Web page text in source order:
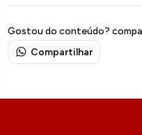
Gostou do conteúdo?
Compartilhar